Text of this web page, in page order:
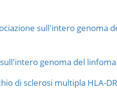
sull'intero genoma
genoma del
di sclerosi multipla HLA-